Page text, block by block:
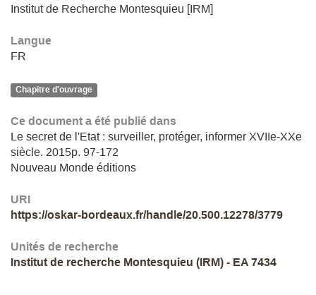
Institut de Recherche Montesquieu [IRM]
Langue
FR
Chapitre d'ouvrage
Ce document a été publié dans
Le secret de l'Etat : surveiller, protéger, informer XVIIe-XXe
siècle. 2015p. 97-172
Nouveau Monde éditions
URI
https://oskar-bordeaux.fr/handle/20.500.12278/3779
Unités de recherche
Institut de recherche Montesquieu (IRM) - EA 7434